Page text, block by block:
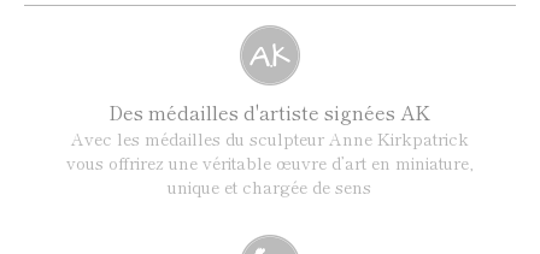
Des médailles d'artiste signées AK
Avec les médailles du sculpteur Anne Kirkpatrick
vous offrirez une véritable œuvre d’art en miniature,
unique et chargée de sens